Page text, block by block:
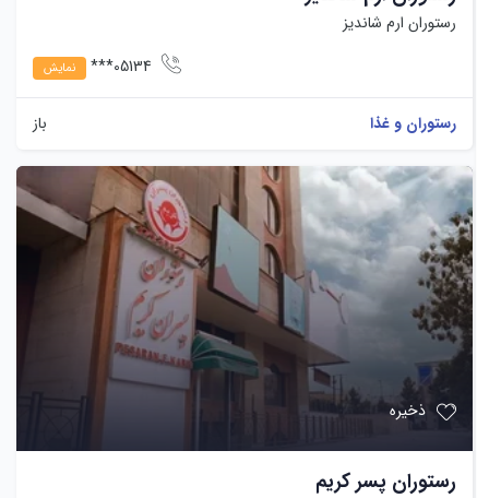
رستوران ارم شاندیز
نمایش
رستوران و غذا باز
ذخیره
رستوران پسر کریم